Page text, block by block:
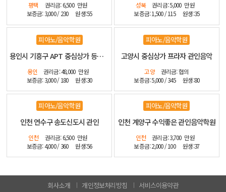
평택 권리금: 6,500 만원
보증금: 3,000 / 230
원생:55
성북 권리금: 5,000 만원
보증금: 1,500 / 115
원생:35
피아노/음악학원
용인시 기흥구 APT 중심상가 등기매매 인테리어 최상
용인 권리금: 48,000 만원
보증금: 3,000 / 180
원생:30
피아노/음악학원
고양시 중심상가 프라자 관인음악
고양
권리금: 협의
보증금: 5,000 / 345
원생:80
피아노/음악학원
인천 연수구 송도신도시 관인
인천 권리금: 6,500 만원
보증금: 4,000 / 360
원생:56
피아노/음악학원
인천 계양구 수익좋은 관인음악학원
인천 권리금: 3,700 만원
보증금: 2,000 / 100
원생:37
회사소개 개인정보처리방침 서비스이용약관